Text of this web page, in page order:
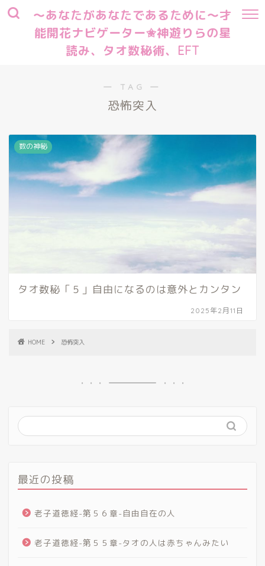
～あなたがあなたであるために～才
能開花ナビゲーター✬神遊りらの星
読み、タオ数秘術、EFT
― TAG ―
恐怖突入
数の神秘
タオ数秘「５」自由になるのは意外とカンタン
2025年2月11日
HOME 恐怖突入
最近の投稿
老子道徳経-第５６章-自由自在の人
老子道徳経-第５５章-タオの人は赤ちゃんみたい